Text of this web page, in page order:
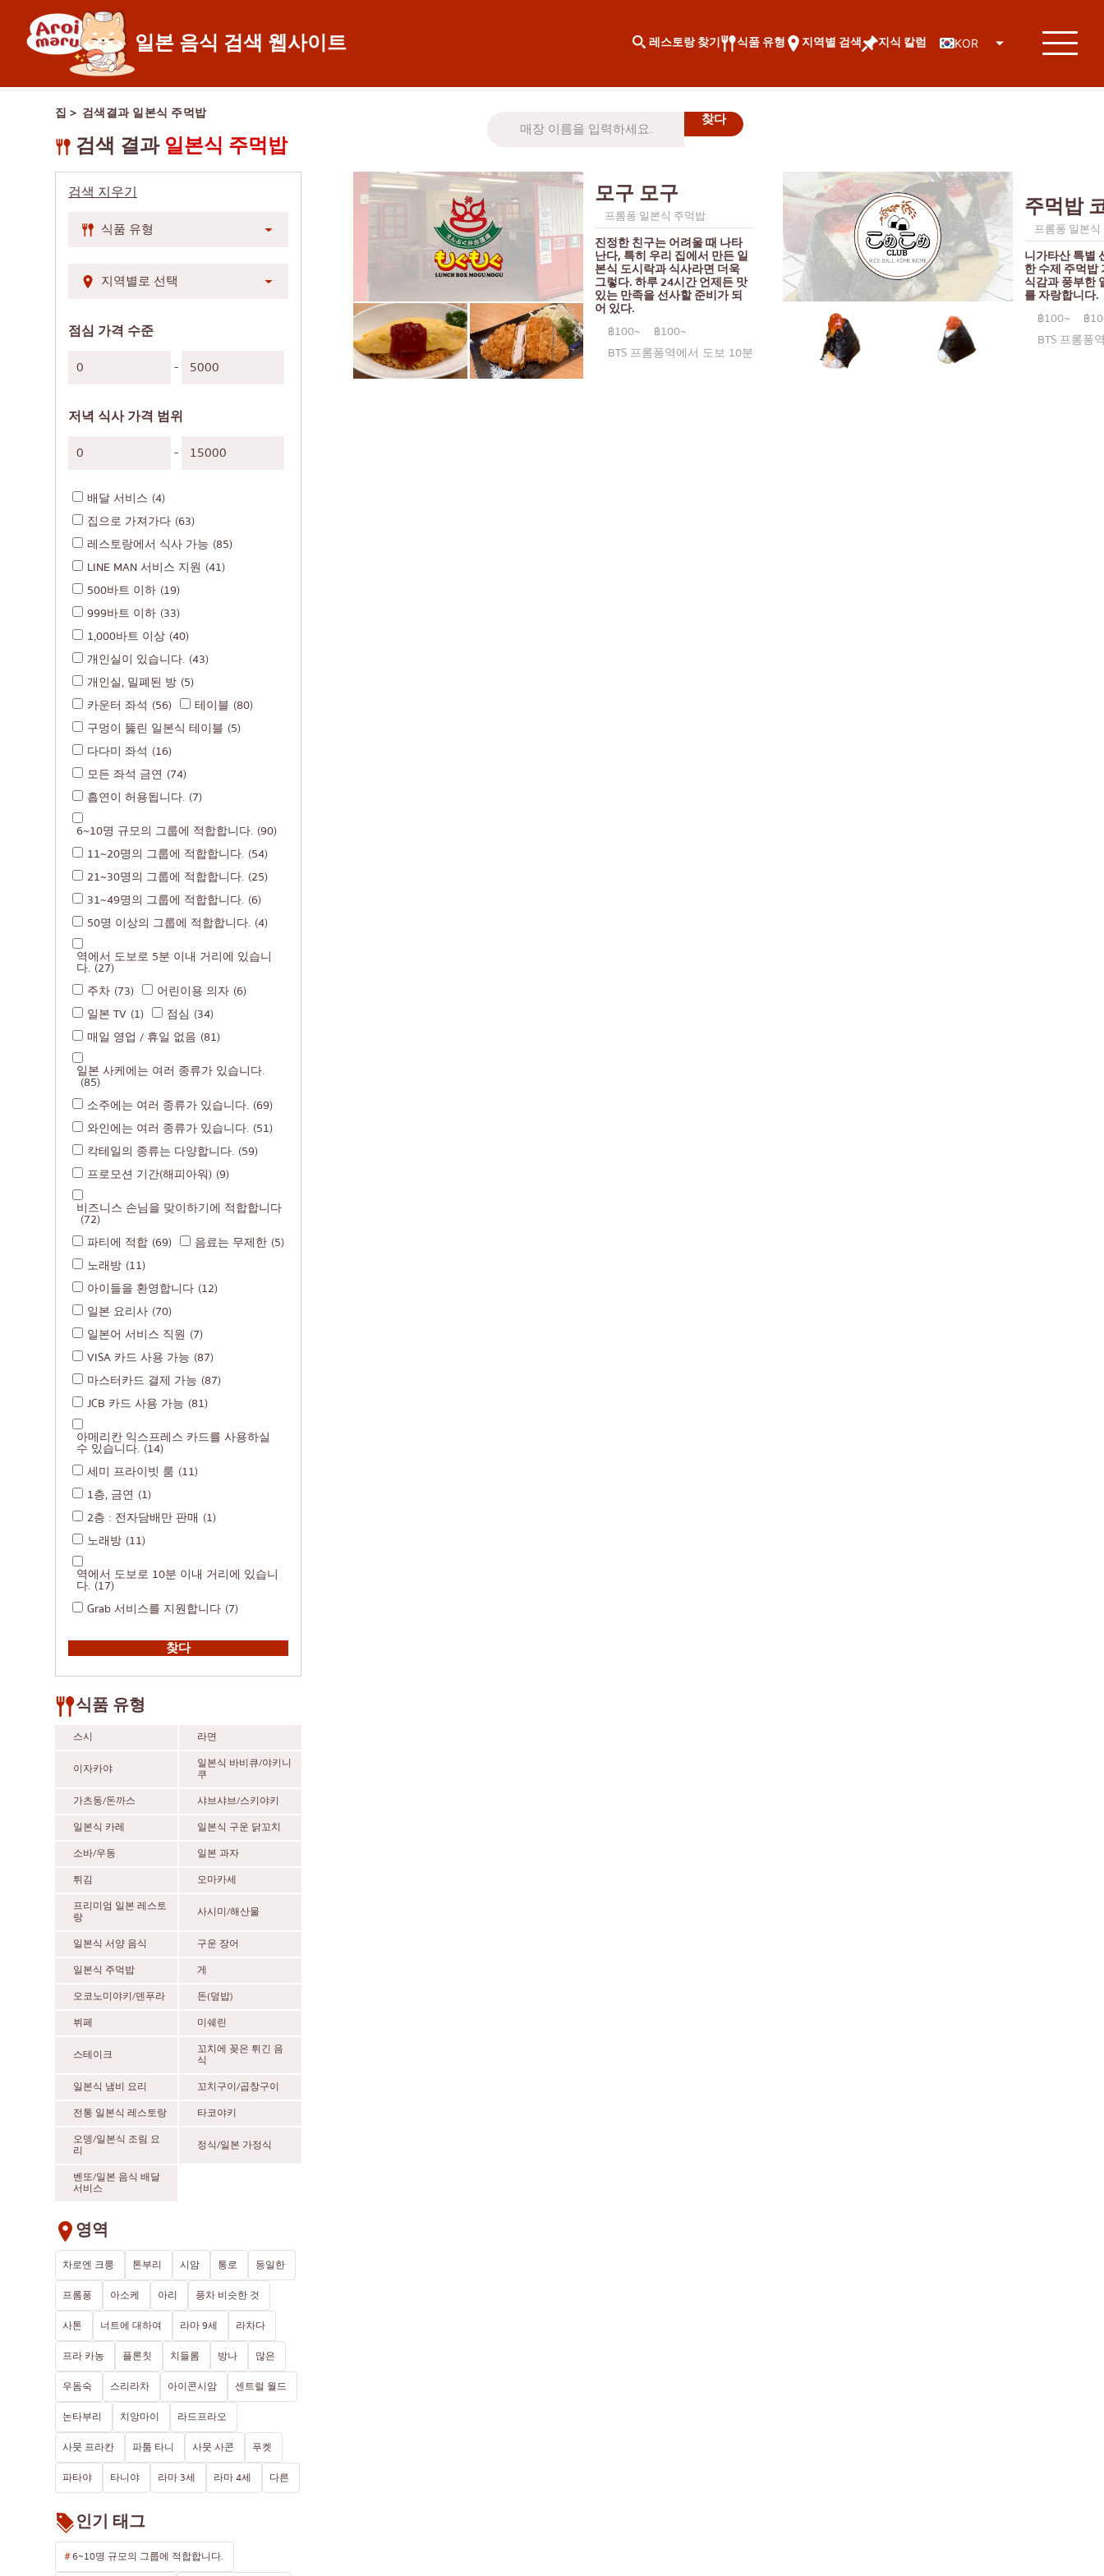
일본 음식 검색 웹사이트 레스토랑 찾기 식품 유형 지역별 검색 지식 칼럼 KOR
일본 음식
레스토랑 찾기
음식 종류로 검색
스시
이자카야
가츠동/돈까스
샤브샤브/스키야키
일본식 구운 닭꼬치
돈(덮밥)
일본식 냄비 요리
꼬치구이/곱창구이
전통 일본식 레스토랑
타코야키
오뎅/일본식 조림 요리
정식/일본 가정식
차로엔 크룽
톤부리
통로
동일한
프롬퐁
아소케
아리
지식 칼럼
특별기사
KOL이 추천하는 기사
집 ＞ 검색결과일본식 주먹밥
검색 결과일본식 주먹밥
검색 지우기
점심 가격 수준
-
저녁 식사 가격 범위
-
배달 서비스 (4)
집으로 가져가다 (63)
레스토랑에서 식사 가능 (85)
LINE MAN 서비스 지원 (41)
500바트 이하 (19)
999바트 이하 (33)
1,000바트 이상 (40)
개인실이 있습니다. (43)
개인실, 밀폐된 방 (5)
카운터 좌석 (56) 테이블 (80)
구멍이 뚫린 일본식 테이블 (5)
다다미 좌석 (16)
모든 좌석 금연 (74)
흡연이 허용됩니다. (7)
6~10명 규모의 그룹에 적합합니다. (90)
11~20명의 그룹에 적합합니다. (54)
21~30명의 그룹에 적합합니다. (25)
31~49명의 그룹에 적합합니다. (6)
50명 이상의 그룹에 적합합니다. (4)
역에서 도보로 5분 이내 거리에 있습니
다. (27)
주차 (73) 어린이용 의자 (6)
일본 TV (1) 점심 (34)
매일 영업 / 휴일 없음 (81)
일본 사케에는 여러 종류가 있습니다.
(85)
소주에는 여러 종류가 있습니다. (69)
와인에는 여러 종류가 있습니다. (51)
칵테일의 종류는 다양합니다. (59)
프로모션 기간(해피아워) (9)
비즈니스 손님을 맞이하기에 적합합니다
(72)
파티에 적합 (69) 음료는 무제한 (5)
노래방 (11)
아이들을 환영합니다 (12)
일본 요리사 (70)
일본어 서비스 직원 (7)
VISA 카드 사용 가능 (87)
마스터카드 결제 가능 (87)
JCB 카드 사용 가능 (81)
아메리칸 익스프레스 카드를 사용하실
수 있습니다. (14)
세미 프라이빗 룸 (11)
1층, 금연 (1)
2층 : 전자담배만 판매 (1)
노래방 (11)
역에서 도보로 10분 이내 거리에 있습니
다. (17)
Grab 서비스를 지원합니다 (7)
식품 유형
스시 라면
이자카야 일본식 바비큐/야키니
쿠
가츠동/돈까스
샤브샤브/스키야키
일본식 카레
일본식 구운 닭꼬치
소바/우동
일본 과자
튀김
오마카세
프리미엄 일본 레스토
랑 사시미/해산물
일본식 서양 음식
구운 장어
일본식 주먹밥
게
오코노미야키/덴푸라
돈(덮밥)
뷔페
미쉐린
스테이크 꼬치에 꽂은 튀긴 음
식
일본식 냄비 요리
꼬치구이/곱창구이
전통 일본식 레스토랑
타코야키
오뎅/일본식 조림 요
리 정식/일본 가정식
벤또/일본 음식 배달
서비스
영역
차로엔 크룽 톤부리 시암 통로
동일한
프롬퐁
아소케 아리
풍차 비슷한 것
사톤
너트에 대하여 라마 9세
라차다
프라 카농
플론칫 치들롬 방나
많은
우돔숙
스리라차 아이콘시암
센트럴 월드
논타부리
치앙마이
라드프라오
사뭇 프라칸
파툼 타니 사뭇 사콘
푸켓
파타야
타니야 라마 3세 라마 4세 다른
인기 태그
6~10명 규모의 그룹에 적합합니다.
모구 모구
프롬퐁 일본식 주먹밥
진정한 친구는 어려울 때 나타
난다, 특히 우리 집에서 만든 일
본식 도시락과 식사라면 더욱
그렇다. 하루 24시간 언제든 맛
있는 만족을 선사할 준비가 되
어 있다.
฿100~
฿100~
BTS 프롬퐁역에서 도보 10분
주먹밥
프롬퐁 일본
니가타산 특별
한 수제 주먹밥
식감과 풍부한
를 자랑합니다.
฿100~
฿
BTS 프롬퐁